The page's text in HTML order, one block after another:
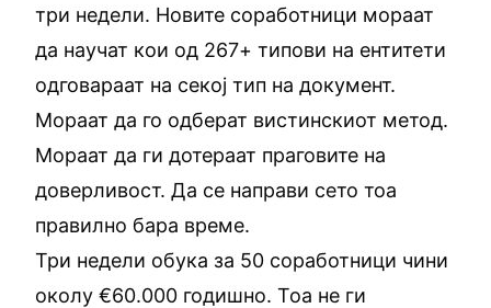
три недели. Новите соработници мораат
да научат кои од 267+ типови на ентитети
одговараат на секој тип на документ.
Мораат да го одберат вистинскиот метод.
Мораат да ги дотераат праговите на
доверливост. Да се направи сето тоа
правилно бара време.
Три недели обука за 50 соработници чини
околу €60.000 годишно. Тоа не ги